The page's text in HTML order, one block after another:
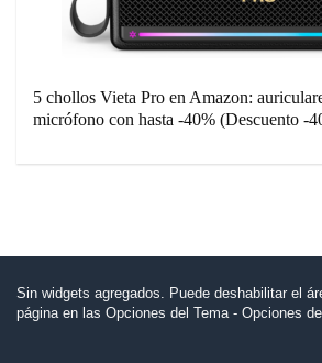
5 chollos Vieta Pro en Amazon:
micrófono con hasta -40% (Descuento -
Sin widgets agregados. Puede deshabilitar el
página en las Opciones del Tema - Opciones